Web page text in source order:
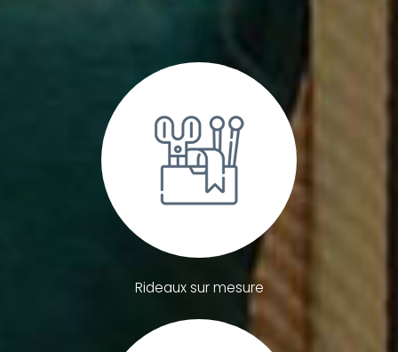
Rideaux sur mesure